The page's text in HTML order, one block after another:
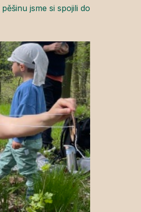
jsme si spojili do